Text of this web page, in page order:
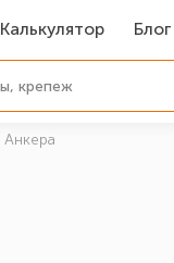
Калькулятор Блог
Анкера